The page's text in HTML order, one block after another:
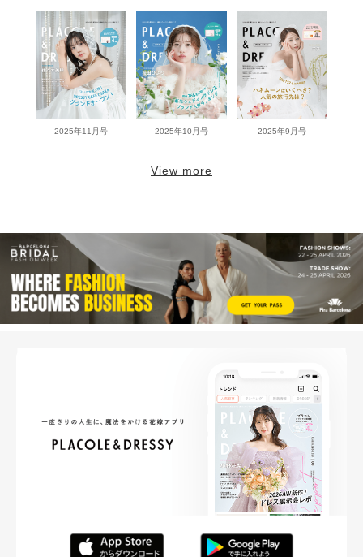
2025年11月号 2025年10月号 2025年9月号
View more